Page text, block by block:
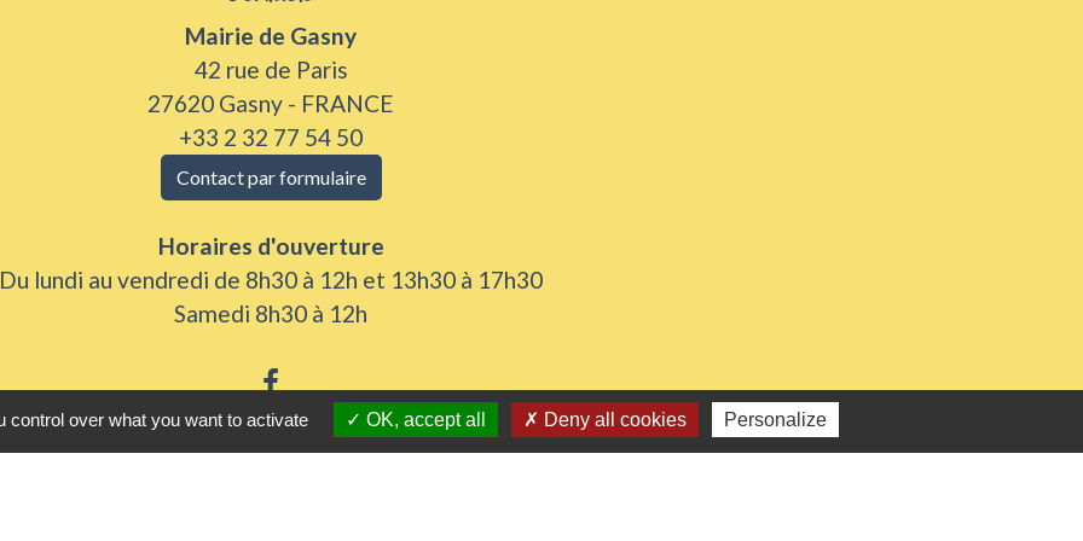
Mairie de Gasny
42 rue de Paris
27620 Gasny - FRANCE
+33 2 32 77 54 50
Contact par formulaire
Horaires d'ouverture
Du lundi au vendredi de 8h30 à 12h et 13h30 à 17h30
Samedi 8h30 à 12h
over what you want to activate OK, accept all Deny all cookies Personalize